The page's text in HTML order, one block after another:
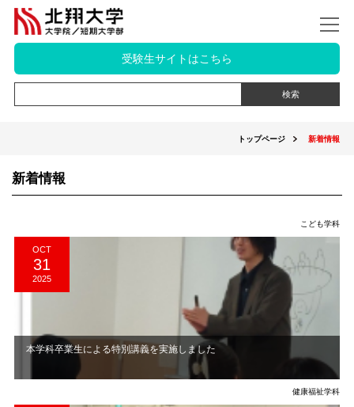
受験生サイトはこちら
トップページ 新着情報
新着情報
こども学科
OCT
31
2025
本学科卒業生による特別講義を実施しました
健康福祉学科